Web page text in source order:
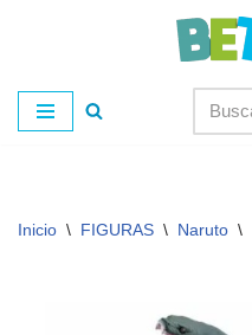
al
contenido
Inicio \ FIGURAS \ Naruto \